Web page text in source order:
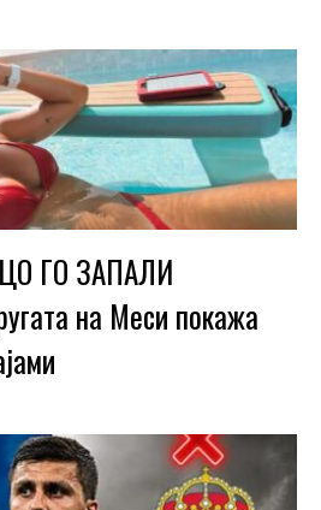
ГО ЗАПАЛИ
на Меси покажа